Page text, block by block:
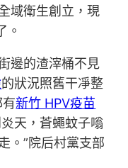
域衛生創立，現
。
邊的渣滓桶不見
的狀況照舊干凈整
有新竹 HPV疫苗
炎天，蒼蠅蚊子嗡
。”院后村黨支部